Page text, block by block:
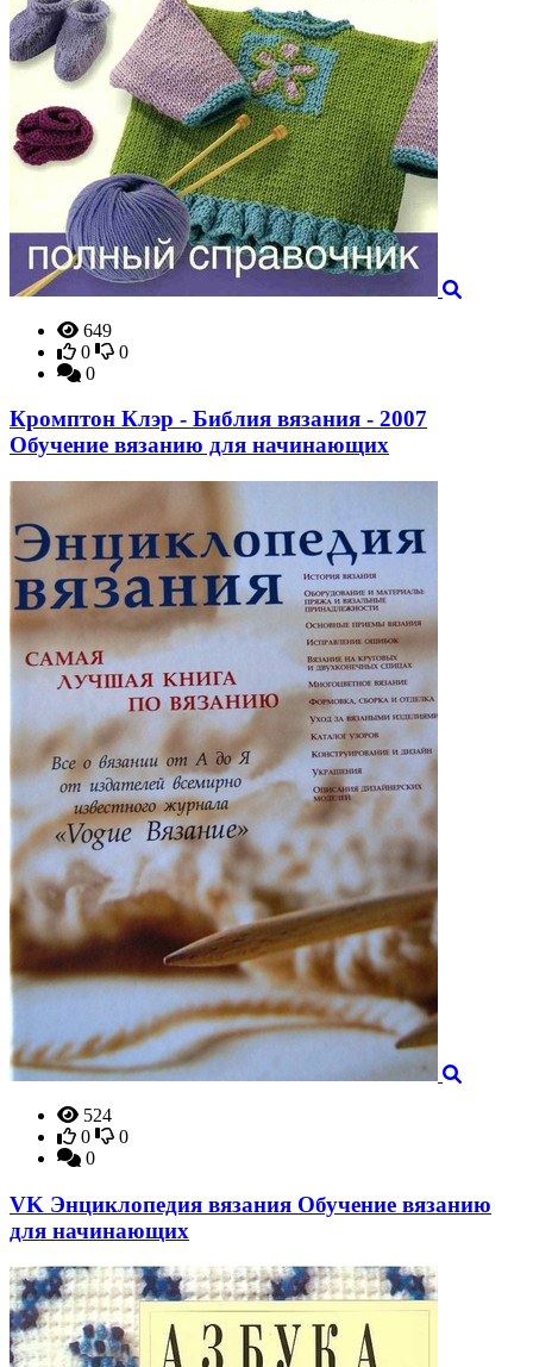
649
0
0
0
Кромптон Клэр - Библия вязания - 2007
Обучение вязанию для начинающих
524
0
0
0
VK Энциклопедия вязания Обучение вязанию
для начинающих